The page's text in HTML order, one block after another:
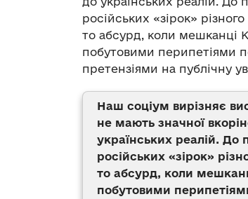
російських «зірок»
то абсурд, коли мешканці
побутовими перипетіями
претензіями на публічну
Наш соціум вирізняє
не мають значної
українських реалій.
російських «зірок»
то абсурд, коли
побутовими